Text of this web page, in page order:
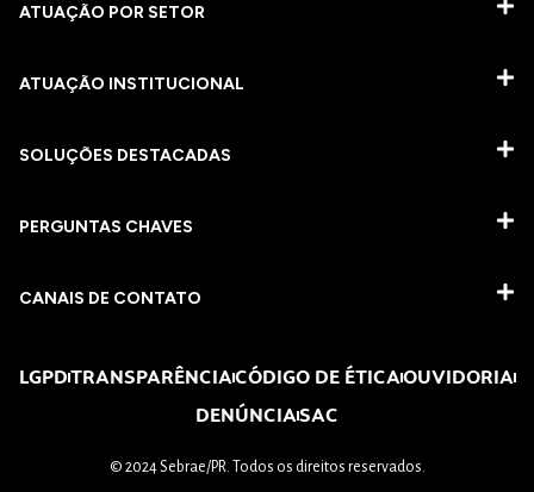
ATUAÇÃO POR SETOR
ATUAÇÃO INSTITUCIONAL
SOLUÇÕES DESTACADAS
PERGUNTAS CHAVES​
CANAIS DE CONTATO
LGPDTRANSPARÊNCIACÓDIGO DE ÉTICAOUVIDORIA
DENÚNCIASAC
© 2024 Sebrae/PR. Todos os direitos reservados.